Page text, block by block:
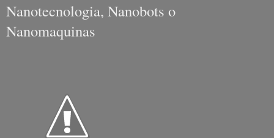
Nanotecnologia, Nanobots o
Nanomaquinas